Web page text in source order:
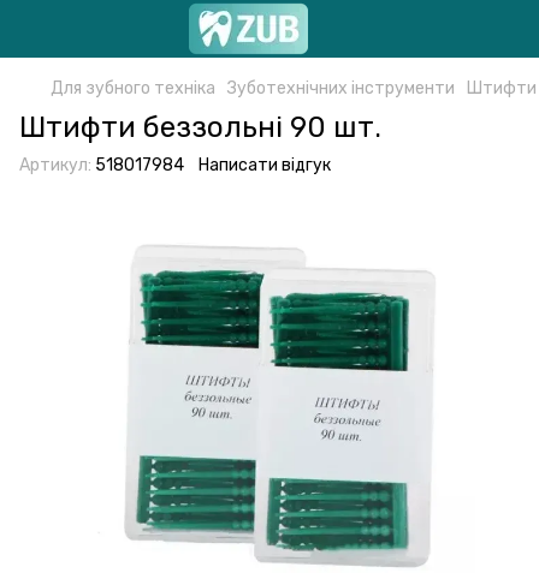
Для зубного техніка Зуботехнічних інструменти Штифти
Штифти беззольні 90 шт.
Артикул: 518017984 Написати відгук